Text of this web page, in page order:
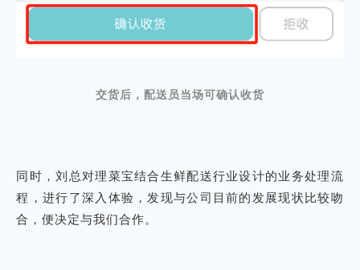
交货后，配送员当场可确认收货
同时，刘总对理菜宝结合生鲜配送行业设计的业务处理流
程，进行了深入体验，发现与公司目前的发展现状比较吻
合，便决定与我们合作。